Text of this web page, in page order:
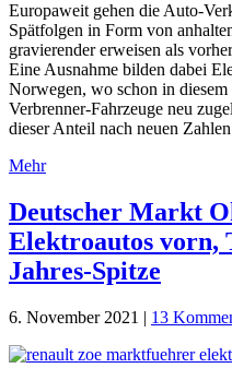
Europaweit gehen die Auto-
Spätfolgen in Form von
gravierender erweisen als
Eine Ausnahme bilden dabei
Norwegen, wo schon in
Verbrenner-Fahrzeuge neu
dieser Anteil nach neuen
Mehr
Deutscher Markt
Elektroautos vorn,
Jahres-Spitze
6. November 2021 | 13